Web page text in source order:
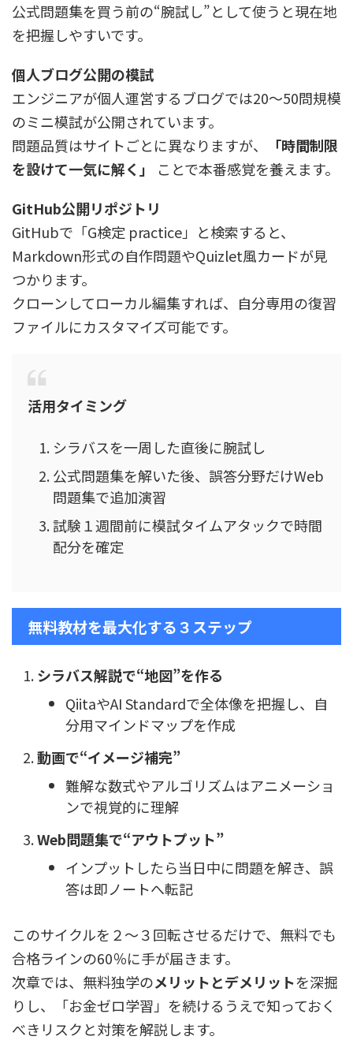
公式問題集を買う前の“腕試し”として使うと現在地
を把握しやすいです。
個人ブログ公開の模試
エンジニアが個人運営するブログでは20〜50問規模
のミニ模試が公開されています。
問題品質はサイトごとに異なりますが、
「時間制限
を設けて一気に解く」
ことで本番感覚を養えます。
GitHub公開リポジトリ
GitHubで「G検定 practice」と検索すると、
Markdown形式の自作問題やQuizlet風カードが見
つかります。
クローンしてローカル編集すれば、自分専用の復習
ファイルにカスタマイズ可能です。
活用タイミング
シラバスを一周した直後に腕試し
公式問題集を解いた後、誤答分野だけWeb
問題集で追加演習
試験１週間前に模試タイムアタックで時間
配分を確定
無料教材を最大化する３ステップ
シラバス解説で“地図”を作る
QiitaやAI Standardで全体像を把握し、自
分用マインドマップを作成
動画で“イメージ補完”
難解な数式やアルゴリズムはアニメーショ
ンで視覚的に理解
Web問題集で“アウトプット”
インプットしたら当日中に問題を解き、誤
答は即ノートへ転記
このサイクルを２〜３回転させるだけで、無料でも
合格ラインの60％に手が届きます。
次章では、無料独学のメリットとデメリットを深掘
りし、「お金ゼロ学習」を続けるうえで知っておく
べきリスクと対策を解説します。